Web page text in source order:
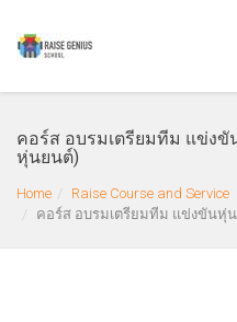
คอร์ส อบรมเตรียมทีม แข่งขั
หุ่นยนต์)
Home
Raise Course and Service
คอร์ส อบรมเตรียมทีม แข่งขันหุ่น